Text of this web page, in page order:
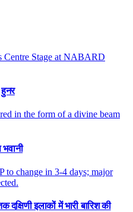
हुनर
इलाकों में भारी बारिश की